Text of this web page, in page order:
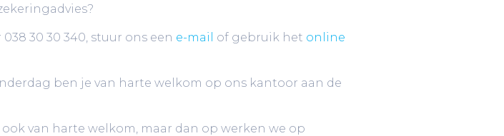
30 30 340, stuur ons een e-mail of gebruik het online
ben je van harte welkom op ons kantoor aan de
van harte welkom, maar dan op werken we op